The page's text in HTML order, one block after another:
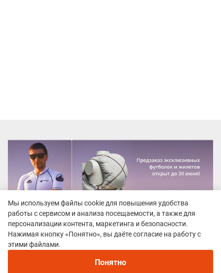
Мы используем файлы cookie для повышения удобства
работы с сервисом и анализа посещаемости, а также для
персонализации контента, маркетинга и безопасности.
Нажимая кнопку «Понятно», вы даёте согласие на работу с
этими файлами.
Понятно